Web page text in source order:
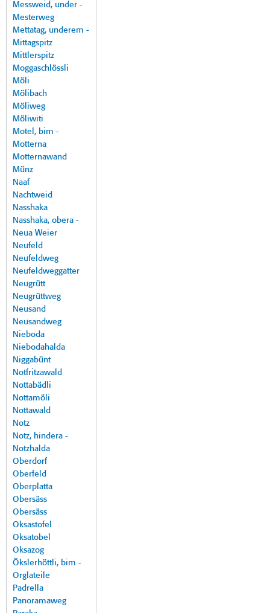
Messweid, under -
Mesterweg
Mettatag, underem -
Mittagspitz
Mittlerspitz
Moggaschlössli
Möli
Mölibach
Möliweg
Möliwiti
Motel, bim -
Motterna
Motternawand
Münz
Naaf
Nachtweid
Nasshaka
Nasshaka, obera -
Neua Weier
Neufeld
Neufeldweg
Neufeldweggatter
Neugrütt
Neugrüttweg
Neusand
Neusandweg
Nieboda
Niebodahalda
Niggabünt
Notfritzawald
Nottabädli
Nottamöli
Nottawald
Notz
Notz, hindera -
Notzhalda
Oberdorf
Oberfeld
Oberplatta
Obersäss
Obersäss
Oksastofel
Oksatobel
Oksazog
Ökslerhöttli, bim -
Orglateile
Padrella
Panoramaweg